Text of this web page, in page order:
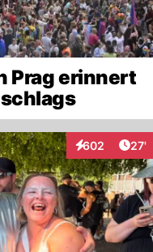
Prag erinnert
602
Interaktionen
27'